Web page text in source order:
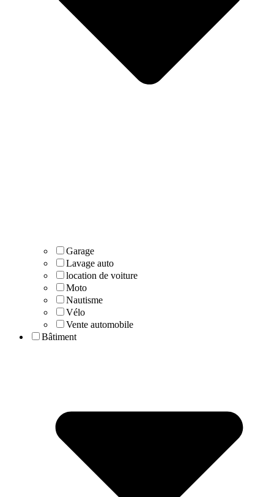
Garage
Lavage auto
location de voiture
Moto
Nautisme
Vélo
Vente automobile
Bâtiment